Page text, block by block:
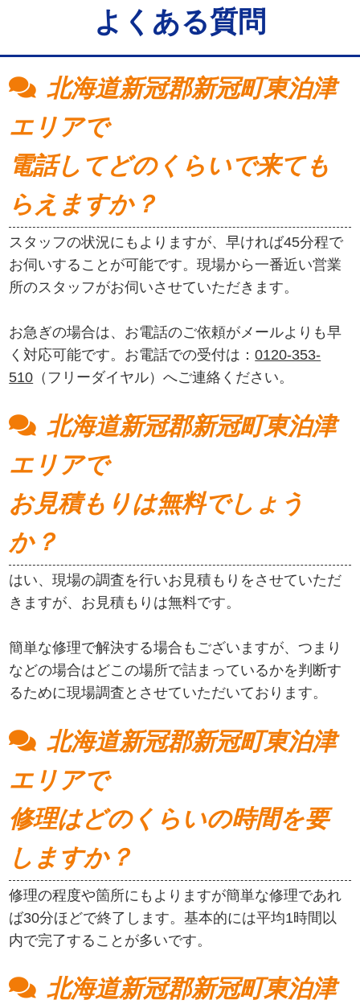
よくある質問
北海道新冠郡新冠町東泊津
エリアで
電話してどのくらいで来ても
らえますか？
スタッフの状況にもよりますが、早ければ45分程で
お伺いすることが可能です。現場から一番近い営業
所のスタッフがお伺いさせていただきます。
お急ぎの場合は、お電話のご依頼がメールよりも早
く対応可能です。お電話での受付は：0120-353-
510 （フリーダイヤル）へご連絡ください。
北海道新冠郡新冠町東泊津
エリアで
お見積もりは無料でしょう
か？
はい、現場の調査を行いお見積もりをさせていただ
きますが、お見積もりは無料です。
簡単な修理で解決する場合もございますが、つまり
などの場合はどこの場所で詰まっているかを判断す
るために現場調査とさせていただいております。
北海道新冠郡新冠町東泊津
エリアで
修理はどのくらいの時間を要
しますか？
修理の程度や箇所にもよりますが簡単な修理であれ
ば30分ほどで終了します。基本的には平均1時間以
内で完了することが多いです。
北海道新冠郡新冠町東泊津